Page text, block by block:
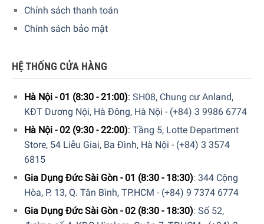
Kiểm soát nhiệt độ tối ưu
Máy pha cafe Delonghi NespressoEssenza Mini EN
85.WAEđược trang bị hệ thống Thermoblock pha cà phê
của bạn ở nhiệt độ lý tưởng nhất. Máy sẽ tự động đun
lượng nước nóng cần thiết theo chế độ mà bạn đã lựa
chọn.
Chính sách thanh toán
Chính sách bảo mật
HỆ THỐNG CỬA HÀNG
Hà Nội - 01 (8:30 - 21:00): SH08, Chung cư Anland,
KĐT Dương Nội, Hà Đông, Hà Nội - (+84) 3 9986 6774
Hà Nội - 02 (9:30 - 22:00): Tầng 5, Lotte Department
Store, 54 Liễu Giai, Ba Đình, Hà Nội - (+84) 3 3574
6815
Gia Dụng Đức Sài Gòn - 01 (8:30 - 18:30): 344 Cộng
Hòa, P. 13, Q. Tân Bình, TP.HCM - (+84) 9 7374 6774
Gia Dụng Đức Sài Gòn - 02 (8:30 - 18:30): Số 52,